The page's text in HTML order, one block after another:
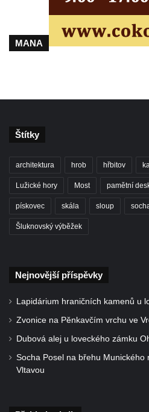
MANA
Štítky
architektura hrob hřbitov
Lužické hory Most pamětní
pískovec skála sloup
Šluknovský výběžek
Nejnovější příspěvky
Lapidárium hraničních kamenů u
Zvonice na Pěnkavčím vrchu ve
Dubová alej u loveckého zámku
Socha Posel na břehu Munického
Vltavou